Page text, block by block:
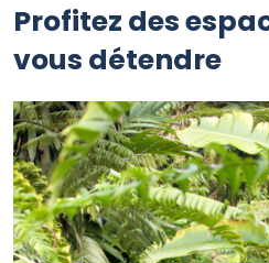
Profitez des
vous détendre